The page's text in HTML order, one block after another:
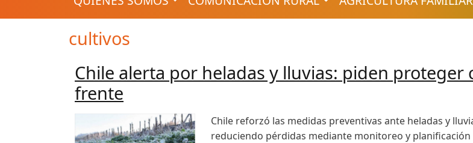
cultivos
Chile alerta por heladas y lluvias: piden proteger
frente
Chile reforzó las medidas preventivas ante heladas y
reduciendo pérdidas mediante monitoreo y planificación